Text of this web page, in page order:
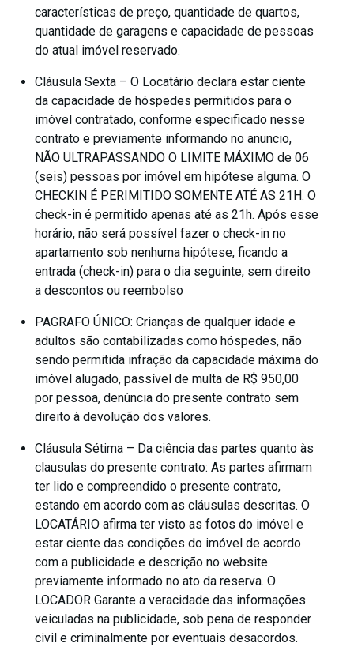
características de preço, quantidade de quartos,
quantidade de garagens e capacidade de pessoas
do atual imóvel reservado.
Cláusula Sexta – O Locatário declara estar ciente
da capacidade de hóspedes permitidos para o
imóvel contratado, conforme especificado nesse
contrato e previamente informando no anuncio,
NÃO ULTRAPASSANDO O LIMITE MÁXIMO de 06
(seis) pessoas por imóvel em hipótese alguma. O
CHECKIN É PERIMITIDO SOMENTE ATÉ AS 21H. O
check-in é permitido apenas até as 21h. Após esse
horário, não será possível fazer o check-in no
apartamento sob nenhuma hipótese, ficando a
entrada (check-in) para o dia seguinte, sem direito
a descontos ou reembolso
PAGRAFO ÚNICO: Crianças de qualquer idade e
adultos são contabilizadas como hóspedes, não
sendo permitida infração da capacidade máxima do
imóvel alugado, passível de multa de R$ 950,00
por pessoa, denúncia do presente contrato sem
direito à devolução dos valores.
Cláusula Sétima – Da ciência das partes quanto às
clausulas do presente contrato: As partes afirmam
ter lido e compreendido o presente contrato,
estando em acordo com as cláusulas descritas. O
LOCATÁRIO afirma ter visto as fotos do imóvel e
estar ciente das condições do imóvel de acordo
com a publicidade e descrição no website
previamente informado no ato da reserva. O
LOCADOR Garante a veracidade das informações
veiculadas na publicidade, sob pena de responder
civil e criminalmente por eventuais desacordos.